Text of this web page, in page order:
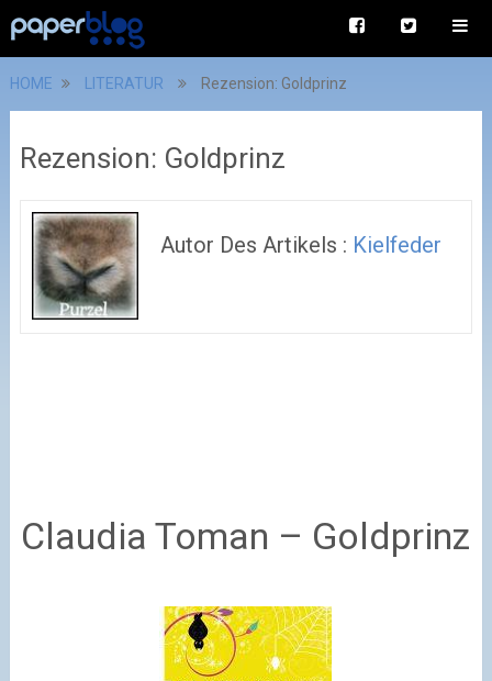
HOME LITERATUR Rezension: Goldprinz
Rezension: Goldprinz
Autor Des Artikels : Kielfeder
Claudia Toman – Goldprinz